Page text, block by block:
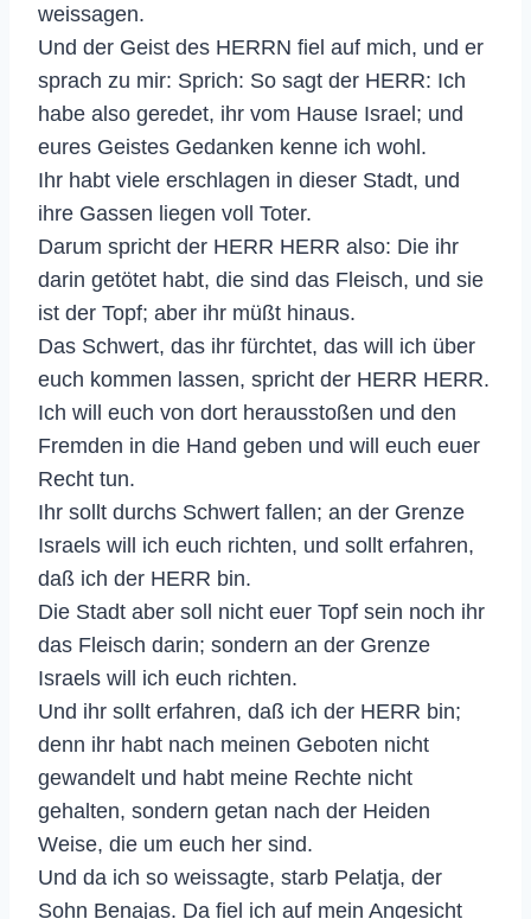
weissagen.
Und der Geist des HERRN fiel auf mich, und er
sprach zu mir: Sprich: So sagt der HERR: Ich
habe also geredet, ihr vom Hause Israel; und
eures Geistes Gedanken kenne ich wohl.
Ihr habt viele erschlagen in dieser Stadt, und
ihre Gassen liegen voll Toter.
Darum spricht der HERR HERR also: Die ihr
darin getötet habt, die sind das Fleisch, und sie
ist der Topf; aber ihr müßt hinaus.
Das Schwert, das ihr fürchtet, das will ich über
euch kommen lassen, spricht der HERR HERR.
Ich will euch von dort herausstoßen und den
Fremden in die Hand geben und will euch euer
Recht tun.
Ihr sollt durchs Schwert fallen; an der Grenze
Israels will ich euch richten, und sollt erfahren,
daß ich der HERR bin.
Die Stadt aber soll nicht euer Topf sein noch ihr
das Fleisch darin; sondern an der Grenze
Israels will ich euch richten.
Und ihr sollt erfahren, daß ich der HERR bin;
denn ihr habt nach meinen Geboten nicht
gewandelt und habt meine Rechte nicht
gehalten, sondern getan nach der Heiden
Weise, die um euch her sind.
Und da ich so weissagte, starb Pelatja, der
Sohn Benajas. Da fiel ich auf mein Angesicht